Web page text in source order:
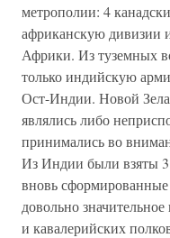
метрополии: 4
африканскую дивизии
Африки. Из туземных
только индийскую
Ост-Индии. Новой
являлись либо
принимались во
Из Индии были взяты 3
вновь
довольно
и кавалерийских